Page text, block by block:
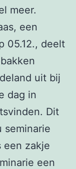
meer.
een
05.12., deelt
uit bij
dag in
Dit
seminarie
een zakje
een